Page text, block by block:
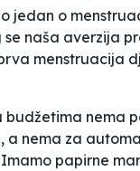
jedan o
naša averzija
menstruacija
nema
nema za
papirne